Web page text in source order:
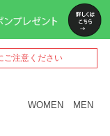
ご注意ください
WOMEN MEN